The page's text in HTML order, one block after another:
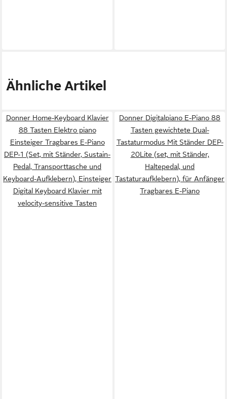
Ähnliche Artikel
Donner Home-Keyboard Klavier
88 Tasten Elektro piano
Einsteiger Tragbares E-Piano
DEP-1 (Set, mit Ständer, Sustain-
Pedal, Transporttasche und
Keyboard-Aufklebern), Einsteiger
Digital Keyboard Klavier mit
velocity-sensitive Tasten
Donner Digitalpiano E-Piano 88
Tasten gewichtete Dual-
Tastaturmodus Mit Ständer DEP-
20Lite (set, mit Ständer,
Haltepedal, und
Tastaturaufklebern), für Anfänger
Tragbares E-Piano